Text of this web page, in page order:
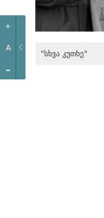
+
A
-
"სხვა კუთხე"